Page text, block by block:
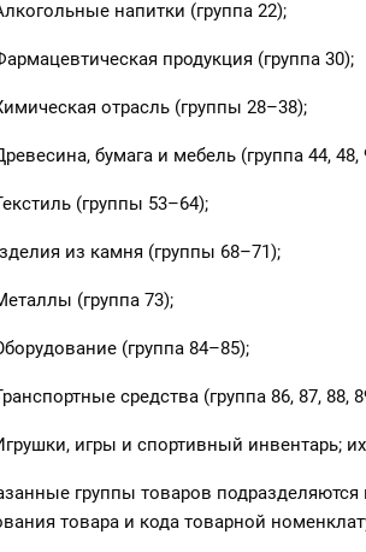
напитки (группа 22);
продукция (группа 30);
отрасль (группы 28–38);
бумага и мебель (группа 44, 48,
(группы 53–64);
из камня (группы 68–71);
(группа 73);
(группа 84–85);
средства (группа 86, 87, 88,
игры и спортивный инвентарь;
группы товаров подразделяются
товара и кода товарной